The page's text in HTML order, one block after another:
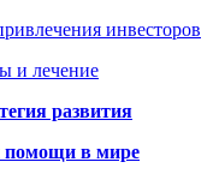
инвесторов
и лечение
развития
помощи в мире